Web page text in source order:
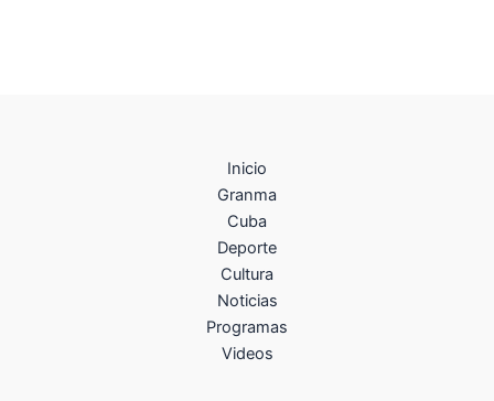
Inicio
Granma
Cuba
Deporte
Cultura
Noticias
Programas
Videos